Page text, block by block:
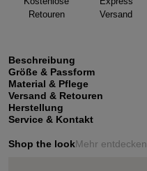
Retouren
Versand
Beschreibung
Größe & Passform
Material & Pflege
Versand & Retouren
Herstellung
Service & Kontakt
Shop the lookMehr entdecken